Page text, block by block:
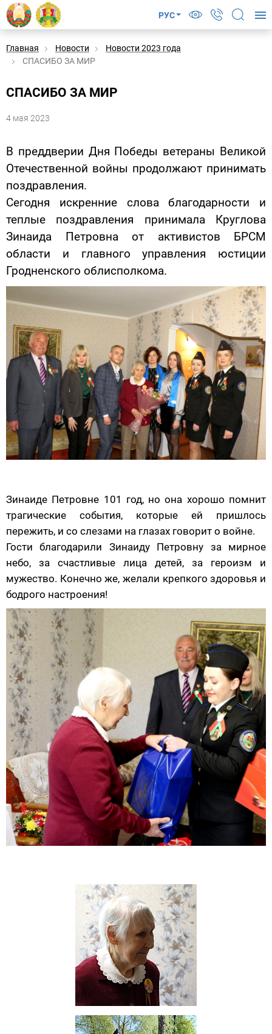
РУС
Главная Новости
Новости 2023 года
СПАСИБО ЗА МИР
СПАСИБО ЗА МИР
4 мая 2023
В преддверии Дня Победы ветераны Великой
Отечественной войны продолжают принимать
поздравления.
Сегодня искренние слова благодарности и
теплые поздравления принимала Круглова
Зинаида Петровна от активистов БРСМ
области и главного управления юстиции
Гродненского облисполкома.
Зинаиде Петровне 101 год, но она хорошо помнит
трагические события, которые ей пришлось
пережить, и со слезами на глазах говорит о войне.
Гости благодарили Зинаиду Петровну за мирное
небо, за счастливые лица детей, за героизм и
мужество. Конечно же, желали крепкого здоровья и
бодрого настроения!